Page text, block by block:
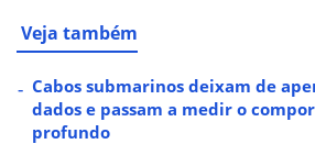
Veja também
Cabos submarinos deixam de
dados e passam a medir o
profundo